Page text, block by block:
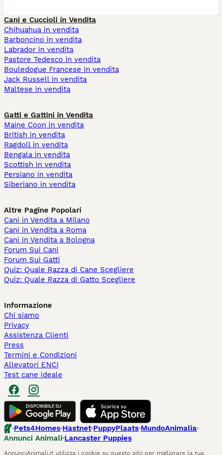
Cani e Cuccioli in Vendita
Chihuahua in vendita
Barboncino in vendita
Labrador in vendita
Pastore Tedesco in vendita
Bouledogue Francese in vendita
Jack Russell in vendita
Maltese in vendita
Gatti e Gattini in Vendita
Maine Coon in vendita
British in vendita
Ragdoll in vendita
Bengala in vendita
Scottish in vendita
Persiano in vendita
Siberiano in vendita
Altre Pagine Popolari
Cani in Vendita a Milano
Cani in Vendita a Roma
Cani in Vendita a Bologna
Forum Sui Cani
Forum Sui Gatti
Quiz: Quale Razza di Cane Scegliere
Quiz: Quale Razza di Gatto Scegliere
Informazione
Chi siamo
Privacy
Assistenza Clienti
Press
Termini e Condizioni
Allevatori ENCI
Test cane ideale
Pets4Homes Hastnet PuppyPlaats MundoAnimalia
Annunci Animali Lancaster Puppies
AnnunciAnimali.it utilizza i cookie su questo sito per migliorare la tua